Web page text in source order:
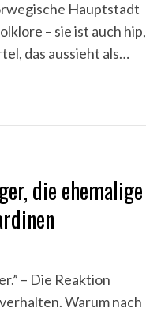
Hauptstadt
– sie ist auch hip,
das aussieht als…
die ehemalige
– Die Reaktion
Warum nach